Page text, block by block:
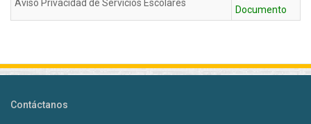
Aviso Privacidad de Servicios Escolares
Documento
Contáctanos